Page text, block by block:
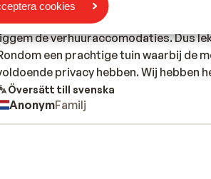
cookies
is echt een paradijsje. Gelegen in
huizen. Rondom zwembad,
de verhuuraccomodaties. Dus
een prachtige tuin waarbij de
privacy hebben. Wij hebben
eigen tuin. Tennisbanen zijn verouderd
van gemaakt. Zwembad ziet er
lang geleden gerenoveerd.
is echt een paradijsje. Gelegen in
huizen. Rondom zwembad,
de verhuuraccomodaties. Dus
een prachtige tuin waarbij de
privacy hebben. Wij hebben
Översätt till svenska
AnonymFamilj